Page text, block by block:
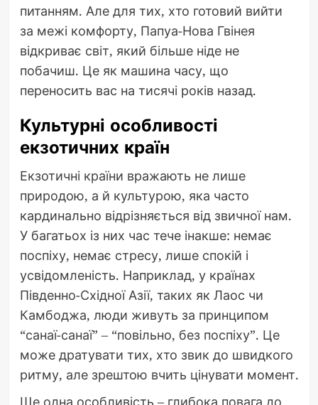
питанням. Але для тих, хто готовий вийти
за межі комфорту, Папуа-Нова Гвінея
відкриває світ, який більше ніде не
побачиш. Це як машина часу, що
переносить вас на тисячі років назад.
Культурні особливості
екзотичних країн
Екзотичні країни вражають не лише
природою, а й культурою, яка часто
кардинально відрізняється від звичної нам.
У багатьох із них час тече інакше: немає
поспіху, немає стресу, лише спокій і
усвідомленість. Наприклад, у країнах
Південно-Східної Азії, таких як Лаос чи
Камбоджа, люди живуть за принципом
“санаї-санаї” – “повільно, без поспіху”. Це
може дратувати тих, хто звик до швидкого
ритму, але зрештою вчить цінувати момент.
Ще одна особливість – глибока повага до